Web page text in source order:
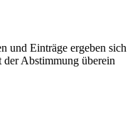
und Einträge ergeben sich
der Abstimmung überein